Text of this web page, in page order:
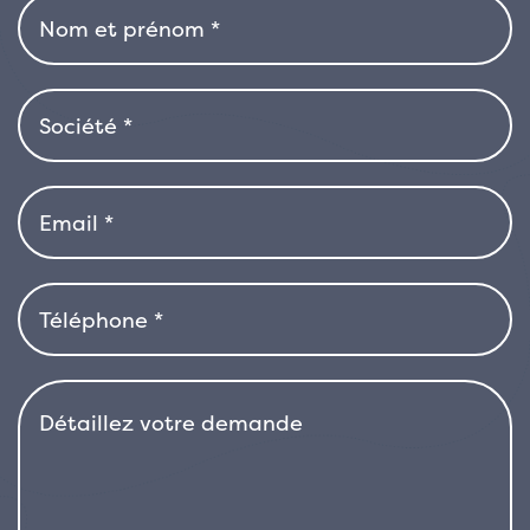
certains cas, il peut ne pas fleurir du tout s’il
est cultivé en pot ou à l’ombre. Lorsqu’elle est
présente, la floraison est discrète : de petites
fleurs étoilées blanc crème, légèrement
printemps et l’été.
Le port de ‘Tricolor’ est étalé, rampant ou
retombant, avec une croissance lente et
contenue. Idéal comme couvre-sol pour les
très bien à la culture en pot, où il peut être
laissé retombé le long des bords des